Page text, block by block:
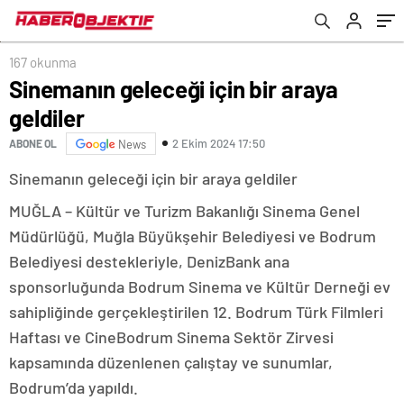
167 okunma
Sinemanın geleceği için bir araya
geldiler
ABONE OL News 2 Ekim 2024 17:50
Sinemanın geleceği için bir araya geldiler
MUĞLA – Kültür ve Turizm Bakanlığı Sinema Genel
Müdürlüğü, Muğla Büyükşehir Belediyesi ve Bodrum
Belediyesi destekleriyle, DenizBank ana
sponsorluğunda Bodrum Sinema ve Kültür Derneği ev
sahipliğinde gerçekleştirilen 12. Bodrum Türk Filmleri
Haftası ve CineBodrum Sinema Sektör Zirvesi
kapsamında düzenlenen çalıştay ve sunumlar,
Bodrum’da yapıldı.